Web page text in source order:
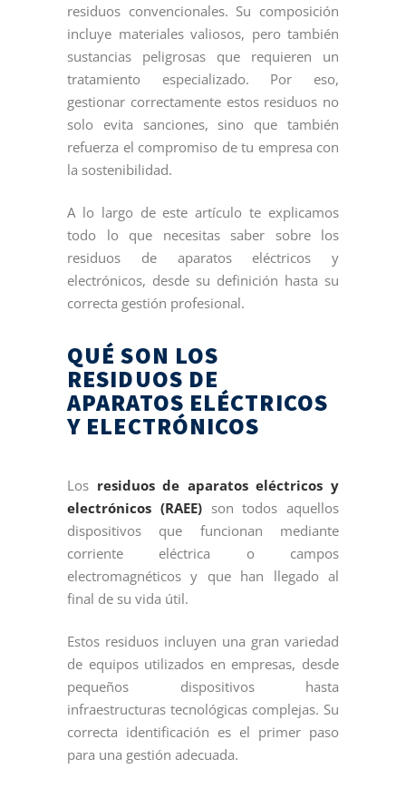
residuos convencionales. Su composición
incluye materiales valiosos, pero también
sustancias peligrosas que requieren un
tratamiento especializado. Por eso,
gestionar correctamente estos residuos no
solo evita sanciones, sino que también
refuerza el compromiso de tu empresa con
la sostenibilidad.
A lo largo de este artículo te explicamos
todo lo que necesitas saber sobre los
residuos de aparatos eléctricos y
electrónicos, desde su definición hasta su
correcta gestión profesional.
QUÉ SON LOS
RESIDUOS DE
APARATOS ELÉCTRICOS
Y ELECTRÓNICOS
Los residuos de aparatos eléctricos y
electrónicos (RAEE) son todos aquellos
dispositivos que funcionan mediante
corriente eléctrica o campos
electromagnéticos y que han llegado al
final de su vida útil.
Estos residuos incluyen una gran variedad
de equipos utilizados en empresas, desde
pequeños dispositivos hasta
infraestructuras tecnológicas complejas. Su
correcta identificación es el primer paso
para una gestión adecuada.